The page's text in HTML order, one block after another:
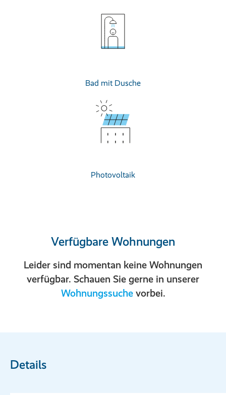
Bad mit Dusche
Photovoltaik
Verfügbare Wohnungen
Leider sind momentan keine Wohnungen
verfügbar. Schauen Sie gerne in unserer
Wohnungssuchevorbei.
Details